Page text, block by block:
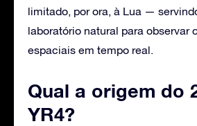
limitado, por ora, à Lua —
laboratório natural para observar
espaciais em tempo real.
Qual a origem do
YR4?